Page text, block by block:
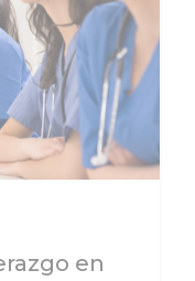
de 358.000
han
cuya atención
expresado el
de la ciudad
en